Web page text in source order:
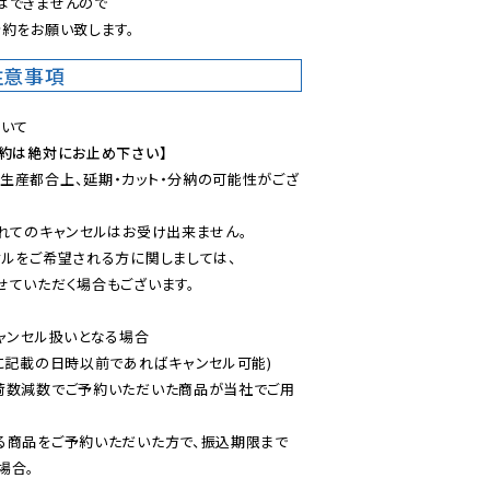
をお願い致します。
事項
は絶対にお止め下さい】
都合上、延期・カット・分納の可能性がござ
てのキャンセルはお受け出来ません。
をご希望される方に関しましては、
いただく場合もございます。
セル扱いとなる場合
載の日時以前であればキャンセル可能)
数減数でご予約いただいた商品が当社でご用
品をご予約いただいた方で、振込期限まで
。